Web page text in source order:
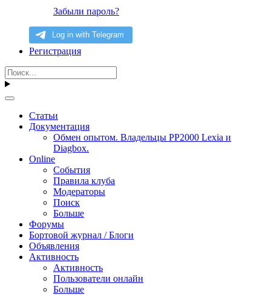
Забыли пароль?
Регистрация
Статьи
Документация
Обмен опытом. Владельцы PP2000 Lexia и
Diagbox.
Online
События
Правила клуба
Модераторы
Поиск
Больше
Форумы
Бортовой журнал / Блоги
Объявления
Активность
Активность
Пользователи онлайн
Больше